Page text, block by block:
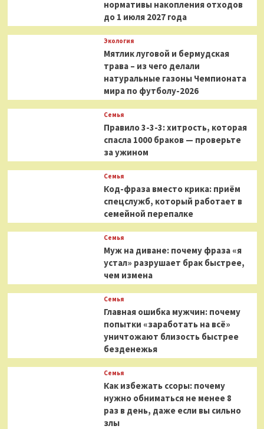
нормативы накопления отходов
до 1 июля 2027 года
Экология
Мятлик луговой и бермудская
трава – из чего делали
натуральные газоны Чемпионата
мира по футболу-2026
Семья
Правило 3-3-3: хитрость, которая
спасла 1000 браков — проверьте
за ужином
Семья
Код-фраза вместо крика: приём
спецслужб, который работает в
семейной перепалке
Семья
Муж на диване: почему фраза «я
устал» разрушает брак быстрее,
чем измена
Семья
Главная ошибка мужчин: почему
попытки «заработать на всё»
уничтожают близость быстрее
безденежья
Семья
Как избежать ссоры: почему
нужно обниматься не менее 8
раз в день, даже если вы сильно
злы